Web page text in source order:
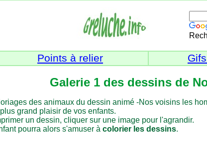
Points à relier
Galerie 1 des dessins de
des animaux du dessin animé -Nos voisins les
grand plaisir de vos enfants.
un dessin, cliquer sur une image pour l'agrandir.
pourra alors s'amuser à colorier les dessins.